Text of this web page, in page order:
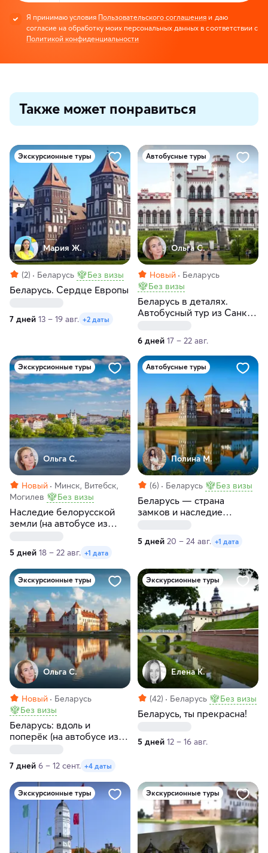
Я принимаю условия Пользовательского соглашения и даю
согласие на обработку моих персональных данных в соответствии с
Политикой конфиденциальности
Также может понравиться
Экскурсионные туры
Мария Ж.
(2) Беларусь Без визы
Беларусь. Сердце Европы
7 дней 13 – 19 авг. +2 даты
Автобусные туры
Ольга С.
Новый
Беларусь
Без визы
Беларусь в деталях.
Автобусный тур из Санкт-
6 дней 17 – 22 авг.
Экскурсионные туры
Ольга С.
Новый
Минск, Витебск,
Могилев
Без визы
Наследие белорусской
земли (на автобусе из
5 дней 18 – 22 авг. +1 дата
Автобусные туры
Полина М.
(6) Беларусь Без визы
Беларусь — страна
замков и наследие
5 дней 20 – 24 авг. +1 дата
Экскурсионные туры
Ольга С.
Новый
Беларусь
Без визы
Беларусь: вдоль и
поперёк (на автобусе из
7 дней 6 – 12 сент. +4 даты
Экскурсионные туры
Елена К.
(42) Беларусь Без визы
Беларусь, ты прекрасна!
5 дней 12 – 16 авг.
Экскурсионные туры Экскурсионные туры